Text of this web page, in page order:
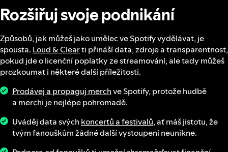
Rozšiřuj svoje podnikání
Způsobů, jak můžeš jako umělec ve Spotify vydělávat, je
spousta. Loud & Clearti přináší data, zdroje a transparentnost,
pokud jde o licenční poplatky ze streamování, ale tady můžeš
prozkoumat i některé další příležitosti.
Prodávej a propaguj merchve Spotify, protože hudbě
a merchi je nejlépe pohromadě.
Uváděj data svých koncertů a festivalů, ať máš jistotu, že
tvým fanouškům žádné další vystoupení neunikne.